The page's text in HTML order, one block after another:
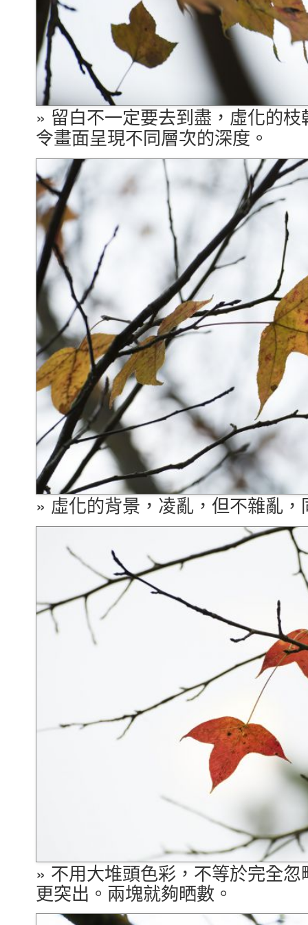
» 留白不一定要去到盡，虛化的
令畫面呈現不同層次的深度。
» 虛化的背景，凌亂，但不雜亂
» 不用大堆頭色彩，不等於完全
更突出。兩塊就夠晒數。